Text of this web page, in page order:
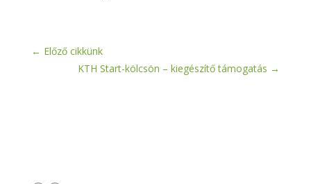
← Előző cikkünk
KTH Start-kölcsön – kiegészítő támogatás →